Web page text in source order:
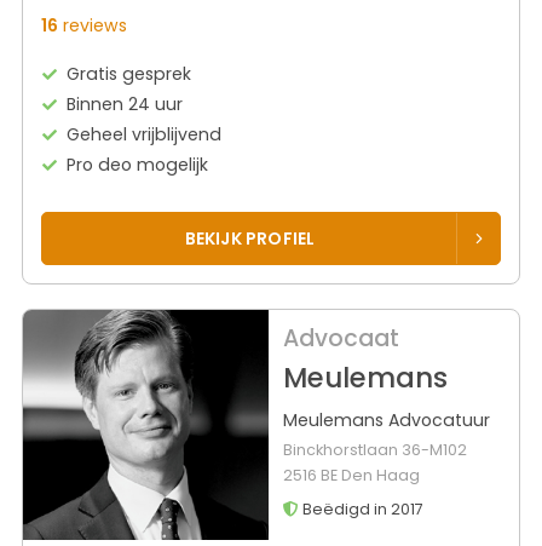
16 reviews
Gratis gesprek
Binnen 24 uur
Geheel vrijblijvend
Pro deo mogelijk
BEKIJK PROFIEL
Advocaat
Meulemans
Meulemans Advocatuur
Binckhorstlaan 36-M102
2516 BE Den Haag
Beëdigd in 2017